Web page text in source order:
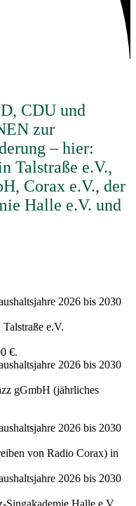
CDU und
zur
– hier:
Talstraße e.V.,
Corax e.V., der
Halle e.V. und
2026 bis 2030
e.V.
€.
2026 bis 2030
gGmbH (jährliches
2026 bis 2030
von Radio Corax) in
2026 bis 2030
Singakademie Halle e.V.